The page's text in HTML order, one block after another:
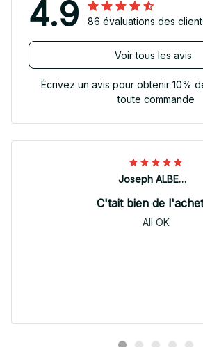
4.9 86 évaluations des
Voir tous les avis
Écrivez un avis pour obtenir 10%
toute commande
Joseph ALBERTINI
C'tait bien de
All OK